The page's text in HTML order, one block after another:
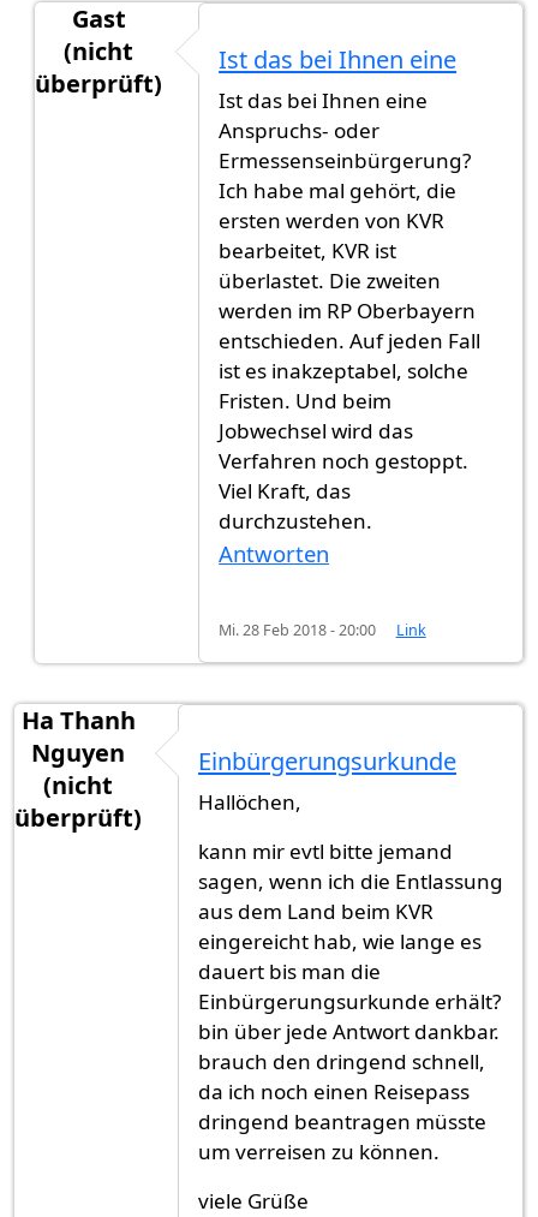
Gast
(nicht
überprüft)
Freunde müsstet ihr noch viel
Ist das bei Ihnen eine
Ist das bei Ihnen eine
Anspruchs- oder
Ermessenseinbürgerung?
Ich habe mal gehört, die
ersten werden von KVR
bearbeitet, KVR ist
überlastet. Die zweiten
werden im RP Oberbayern
entschieden. Auf jeden Fall
ist es inakzeptabel, solche
Fristen. Und beim
Jobwechsel wird das
Verfahren noch gestoppt.
Viel Kraft, das
durchzustehen.
Antworten
Mi. 28 Feb 2018 - 20:00 Link
Ha Thanh
Nguyen
(nicht
überprüft)
Einbürgerungsurkunde
Hallöchen,
kann mir evtl bitte jemand
sagen, wenn ich die Entlassung
aus dem Land beim KVR
eingereicht hab, wie lange es
dauert bis man die
Einbürgerungsurkunde erhält?
bin über jede Antwort dankbar.
brauch den dringend schnell,
da ich noch einen Reisepass
dringend beantragen müsste
um verreisen zu können.
viele Grüße